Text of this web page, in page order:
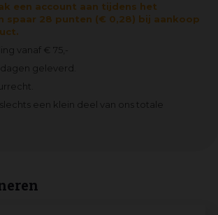
een account aan tijdens het
spaar 28 punten (€ 0,28) bij aankoop
vanaf € 75,-
geleverd.
een klein deel van ons totale